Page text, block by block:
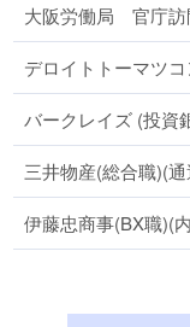
大阪労働局 官庁訪
デロイトトーマツ
バークレイズ (投資
三井物産(総合職)(通
伊藤忠商事(BX職)(